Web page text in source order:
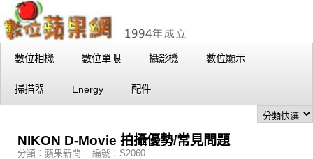
數位相機 數位單眼 攝影機 數位顯示
掃描器 Energy 配件
NIKON D-Movie 拍攝優勢/常見問題
分類：蘋果新聞 編號：S2060